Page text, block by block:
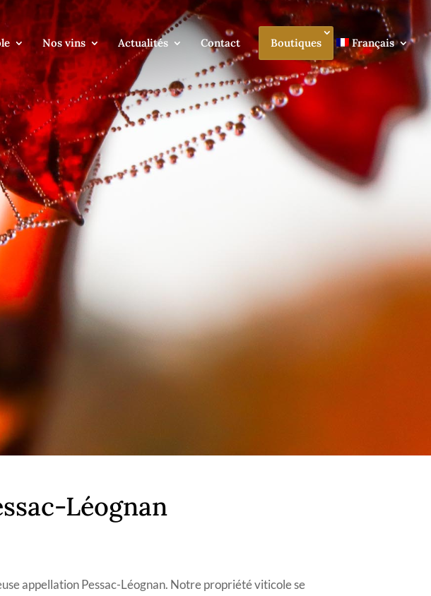
Nos vins Actualités Contact Boutiques Français
Léognan
appellation Pessac-Léognan. Notre propriété viticole se